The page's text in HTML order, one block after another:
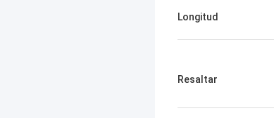
Longitud
Resaltar